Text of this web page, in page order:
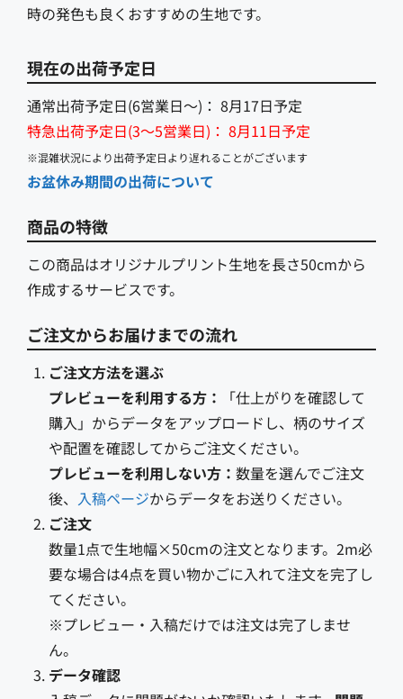
時の発色も良くおすすめの生地です。
現在の出荷予定日
通常出荷予定日(6営業日〜)： 8月17日予定
特急出荷予定日(3〜5営業日)： 8月11日予定
※混雑状況により出荷予定日より遅れることがございます
お盆休み期間の出荷について
商品の特徴
この商品はオリジナルプリント生地を長さ50cmから
作成するサービスです。
ご注文からお届けまでの流れ
ご注文方法を選ぶ
プレビューを利用する方：
「仕上がりを確認して
購入」からデータをアップロードし、柄のサイズ
や配置を確認してからご注文ください。
プレビューを利用しない方： 数量を選んでご注文
後、 入稿ページからデータをお送りください。
ご注文
数量1点で生地幅×50cmの注文となります。2m必
要な場合は4点を買い物かごに入れて注文を完了し
てください。
※プレビュー・入稿だけでは注文は完了しませ
ん。
データ確認